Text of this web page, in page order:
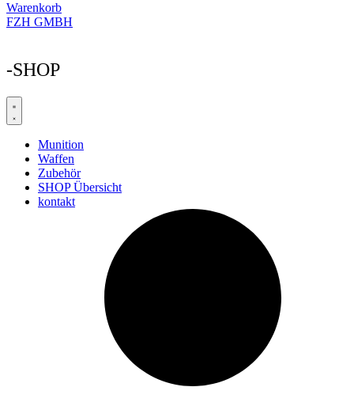
Warenkorb
FZH GMBH
-SHOP
Munition
Waffen
Zubehör
SHOP Übersicht
kontakt